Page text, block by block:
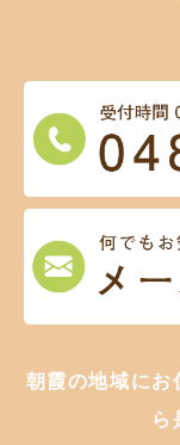
朝霞の地域にお
ら